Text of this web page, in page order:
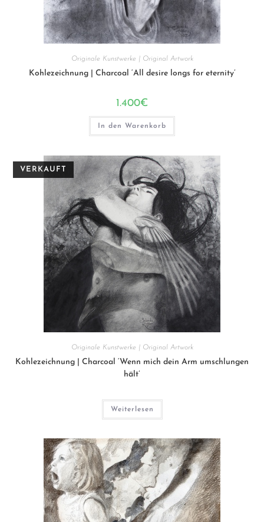
Originale Kunstwerke | Original Artwork
Kohlezeichnung | Charcoal ‘All desire longs for eternity’
1.400€
In den Warenkorb
Originale Kunstwerke | Original Artwork
Kohlezeichnung | Charcoal ‘Wenn mich dein Arm umschlungen
hält’
Weiterlesen